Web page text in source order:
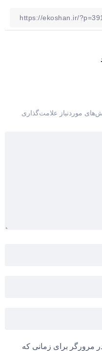
موردنیاز علامت‌گذاری
مرورگر برای زمانی که